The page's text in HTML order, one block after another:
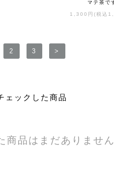
マテ茶で
1,300円(税込
2 3 >
ェックした商品
商品はまだありません